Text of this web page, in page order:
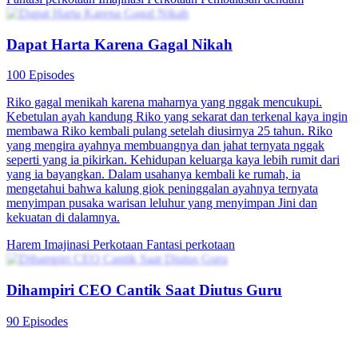
Dapat Harta Karena Gagal Nikah
100 Episodes
Riko gagal menikah karena maharnya yang nggak mencukupi.
Kebetulan ayah kandung Riko yang sekarat dan terkenal kaya ingin
membawa Riko kembali pulang setelah diusirnya 25 tahun. Riko
yang mengira ayahnya membuangnya dan jahat ternyata nggak
seperti yang ia pikirkan. Kehidupan keluarga kaya lebih rumit dari
yang ia bayangkan. Dalam usahanya kembali ke rumah, ia
mengetahui bahwa kalung giok peninggalan ayahnya ternyata
menyimpan pusaka warisan leluhur yang menyimpan Jini dan
kekuatan di dalamnya.
Harem Imajinasi Perkotaan Fantasi perkotaan
Dihampiri CEO Cantik Saat Diutus Guru
90 Episodes